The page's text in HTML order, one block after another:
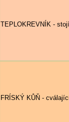
TEPLOKREVNÍK -
FRÍSKÝ KŮŇ -